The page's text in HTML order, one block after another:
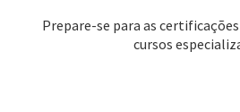
Prepare-se para as
cursos